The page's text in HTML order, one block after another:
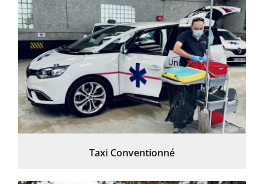
Taxi Conventionné